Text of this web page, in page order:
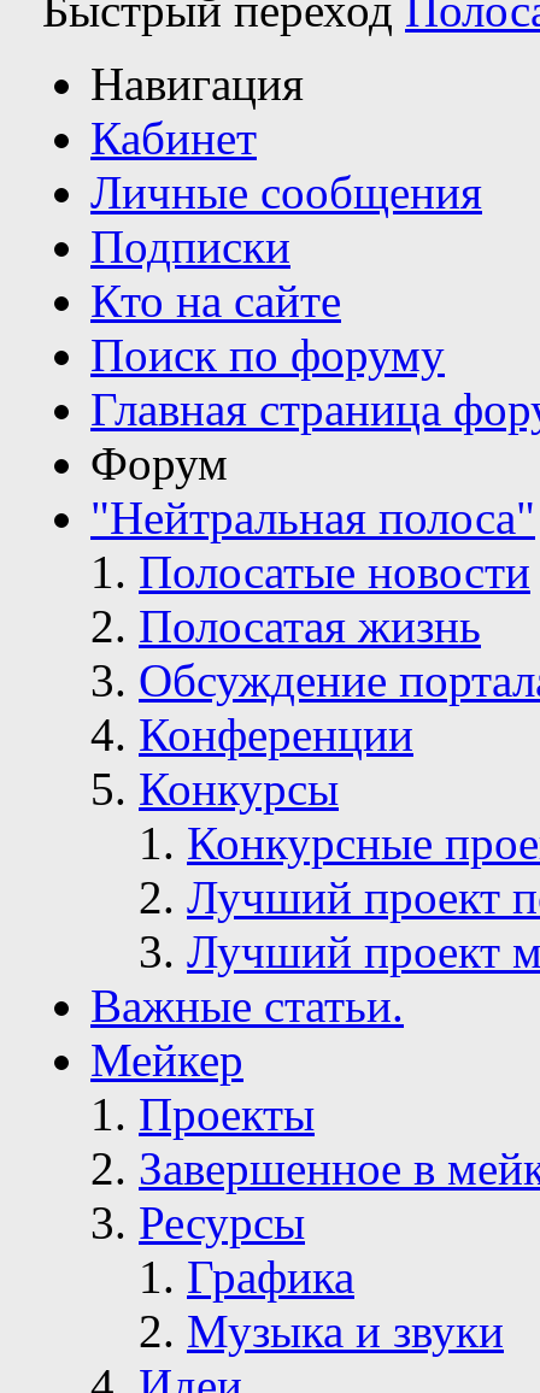
Быстрый переход
Навигация
Кабинет
Личные сообщения
Подписки
Кто на сайте
Поиск по форуму
Главная страница
Форум
"Нейтральная полоса"
Полосатые новости
Полосатая жизнь
Обсуждение
Конференции
Конкурсы
Конкурсные
Лучший проект
Лучший проект
Важные статьи.
Мейкер
Проекты
Завершенное в
Ресурсы
Графика
Музыка и звуки